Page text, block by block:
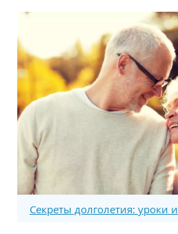
Секреты долголетия: уроки